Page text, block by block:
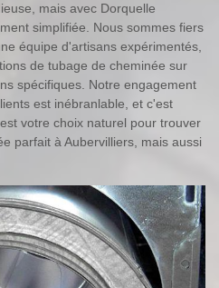
mais avec Dorquelle
simplifiée. Nous sommes fiers
équipe d'artisans expérimentés,
de tubage de cheminée sur
spécifiques. Notre engagement
est inébranlable, et c'est
votre choix naturel pour trouver
parfait à Aubervilliers, mais aussi